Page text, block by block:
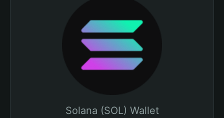
Solana (SOL) Wallet